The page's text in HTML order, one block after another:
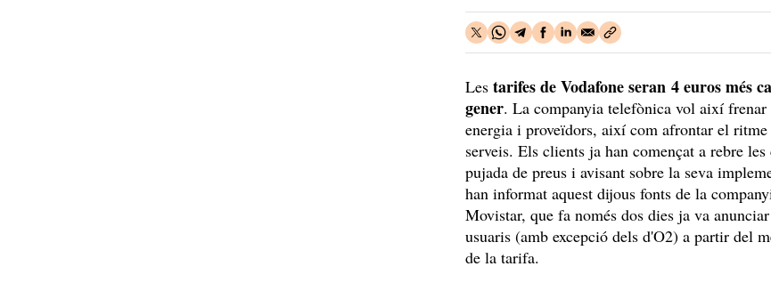
Les tarifes de Vodafone seran 4 euros més
gener. La companyia telefònica vol així
energia i proveïdors, així com afrontar el
serveis. Els clients ja han començat a rebre
pujada de preus i avisant sobre la seva
han informat aquest dijous fonts de la
Movistar, que fa només dos dies ja va
usuaris (amb excepció dels d'O2) a partir del
de la tarifa.